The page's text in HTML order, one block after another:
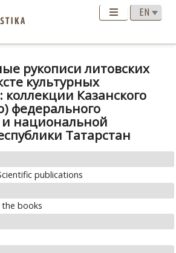
рукописи литовских
культурных
коллекции Казанского
федерального
и национальной
Татарстан
publications
books